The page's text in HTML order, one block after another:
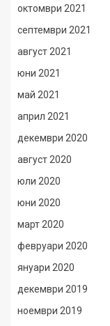
октомври 2021
септември 2021
август 2021
юни 2021
май 2021
април 2021
декември 2020
август 2020
юли 2020
юни 2020
март 2020
февруари 2020
януари 2020
декември 2019
ноември 2019